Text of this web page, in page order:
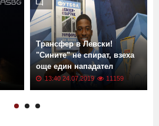
Трансфер в Левски!
"Сините" не спират, взеха
още един нападател
13:40 24.07.2019 11159